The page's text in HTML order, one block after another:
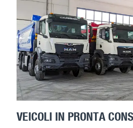
VEICOLI IN PRONTA